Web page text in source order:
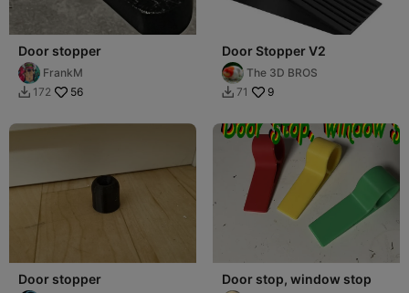
Door stopper
FrankM
 172 56
Door Stopper V2
The 3D BROS
 71 9
Door stopper Door stop, window stop